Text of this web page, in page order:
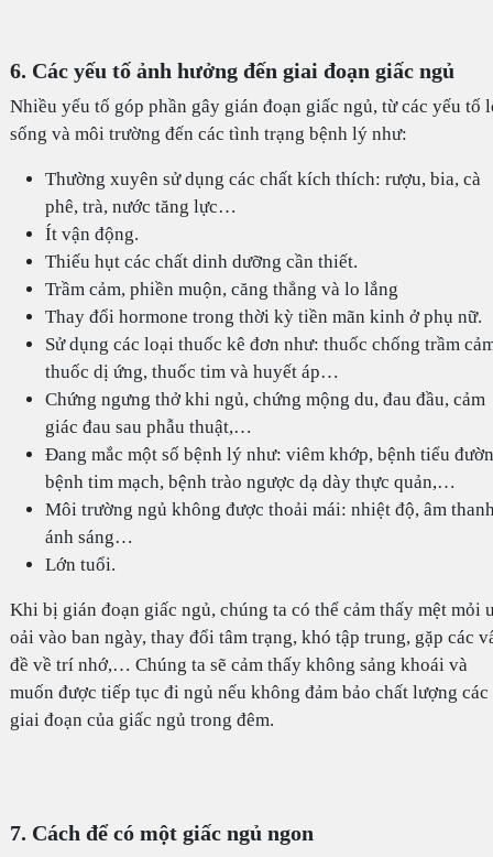
6. Các yếu tố ảnh hưởng đến giai đoạn giấc ngủ
Nhiều yếu tố góp phần gây gián đoạn giấc ngủ, từ các yếu tố
sống và môi trường đến các tình trạng bệnh lý như:
Thường xuyên sử dụng các chất kích thích: rượu, bia, cà
phê, trà, nước tăng lực…
Ít vận động.
Thiếu hụt các chất dinh dưỡng cần thiết.
Trầm cảm, phiền muộn, căng thẳng và lo lắng
Thay đổi hormone trong thời kỳ tiền mãn kinh ở phụ nữ.
Sử dụng các loại thuốc kê đơn như: thuốc chống trầm
thuốc dị ứng, thuốc tim và huyết áp…
Chứng ngưng thở khi ngủ, chứng mộng du, đau đầu, cảm
giác đau sau phẫu thuật,…
Đang mắc một số bệnh lý như: viêm khớp, bệnh tiểu
bệnh tim mạch, bệnh trào ngược dạ dày thực quản,…
Môi trường ngủ không được thoải mái: nhiệt độ, âm
ánh sáng…
Lớn tuổi.
Khi bị gián đoạn giấc ngủ, chúng ta có thể cảm thấy mệt mỏi
oải vào ban ngày, thay đổi tâm trạng, khó tập trung, gặp các
đề về trí nhớ,… Chúng ta sẽ cảm thấy không sảng khoái và
muốn được tiếp tục đi ngủ nếu không đảm bảo chất lượng các
giai đoạn của giấc ngủ trong đêm.
7. Cách để có một giấc ngủ ngon